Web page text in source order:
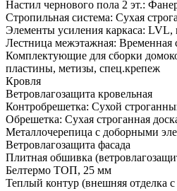
Настил чернового пола 2 эт.:
Стропильная система: Сухая
Элементы усиления каркаса: LVL,
Лестница межэтажная: Временная
Комплектующие для сборки
пластины, метизы, спец.крепеж
Кровля
Ветровлагозащита кровельная
Контробрешетка: Сухой
Обрешетка: Сухая строганная
Металлочерепица с доборными
Ветровлагозащита фасада
Плитная обшивка
Белтермо ТОП, 25 мм
Теплый контур (внешняя отделка